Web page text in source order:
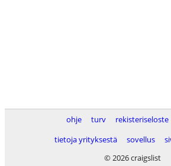
ohje turv rekisteriseloste
tietoja yrityksestä
sovellus
© 2026 craigslist